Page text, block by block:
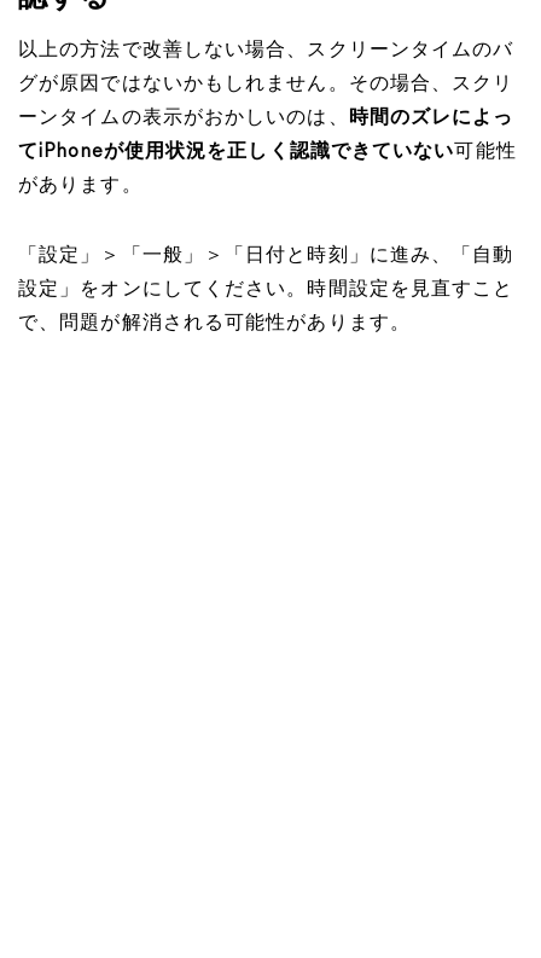
以上の方法で改善しない場合、スクリーンタイムのバ
グが原因ではないかもしれません。その場合、スクリ
ーンタイムの表示がおかしいのは、 時間のズレによっ
てiPhoneが使用状況を正しく認識できていない可能性
があります。
「設定」＞「一般」＞「日付と時刻」に進み、「自動
設定」をオンにしてください。時間設定を見直すこと
で、問題が解消される可能性があります。